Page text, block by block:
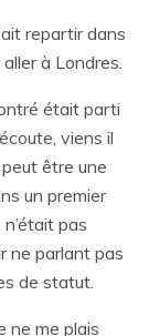
repartir dans
à Londres.
était parti
viens il
être une
un premier
pas
ne parlant pas
de statut.
ne me plais